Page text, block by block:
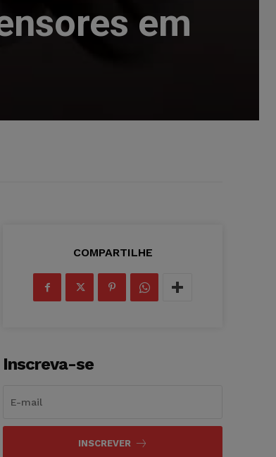
em
COMPARTILHE
Inscreva-se
INSCREVER